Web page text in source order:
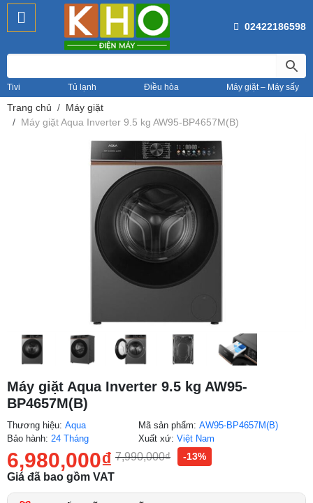
02422186598
Tivi Tủ lạnh Điều hòa Máy giặt – Máy sấy
Trang chủ
Máy giặt
Máy giặt Aqua Inverter 9.5 kg AW95-BP4657M(B)
Máy giặt Aqua Inverter 9.5 kg AW95-
BP4657M(B)
Thương hiệu: Aqua
Bảo hành: 24 Tháng
Mã sản phẩm:AW95-BP4657M(B)
Xuất xứ:Việt Nam
6,980,000₫ 7,990,000₫ -13%
Giá đã bao gồm VAT